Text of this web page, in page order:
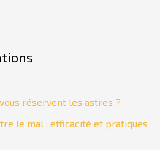
réservent les astres ?
le mal : efficacité et pratiques